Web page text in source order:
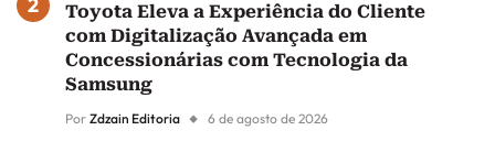
Toyota Eleva a Experiência do Cliente
com Digitalização Avançada em
Concessionárias com Tecnologia da
Samsung
Por Zdzain Editoria 6 de agosto de 2026